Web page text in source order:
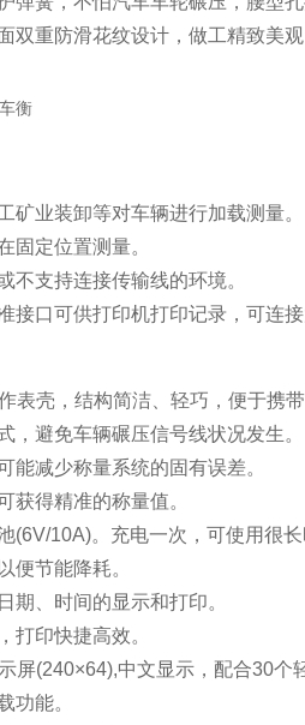
重防滑花纹设计，做工精致美
矿业装卸等对车辆进行加载测量。
固定位置测量。
不支持连接传输线的环境。
口可供打印机打印记录，可连
表壳，结构简洁、轻巧，便于携带
，避免车辆碾压信号线状况发生。
能减少称量系统的固有误差。
获得精准的称量值。
(6V/10A)。充电一次，可使用很
便节能降耗。
期、时间的显示和打印。
打印快捷高效。
屏(240×64),中文显示，配合30个
功能。